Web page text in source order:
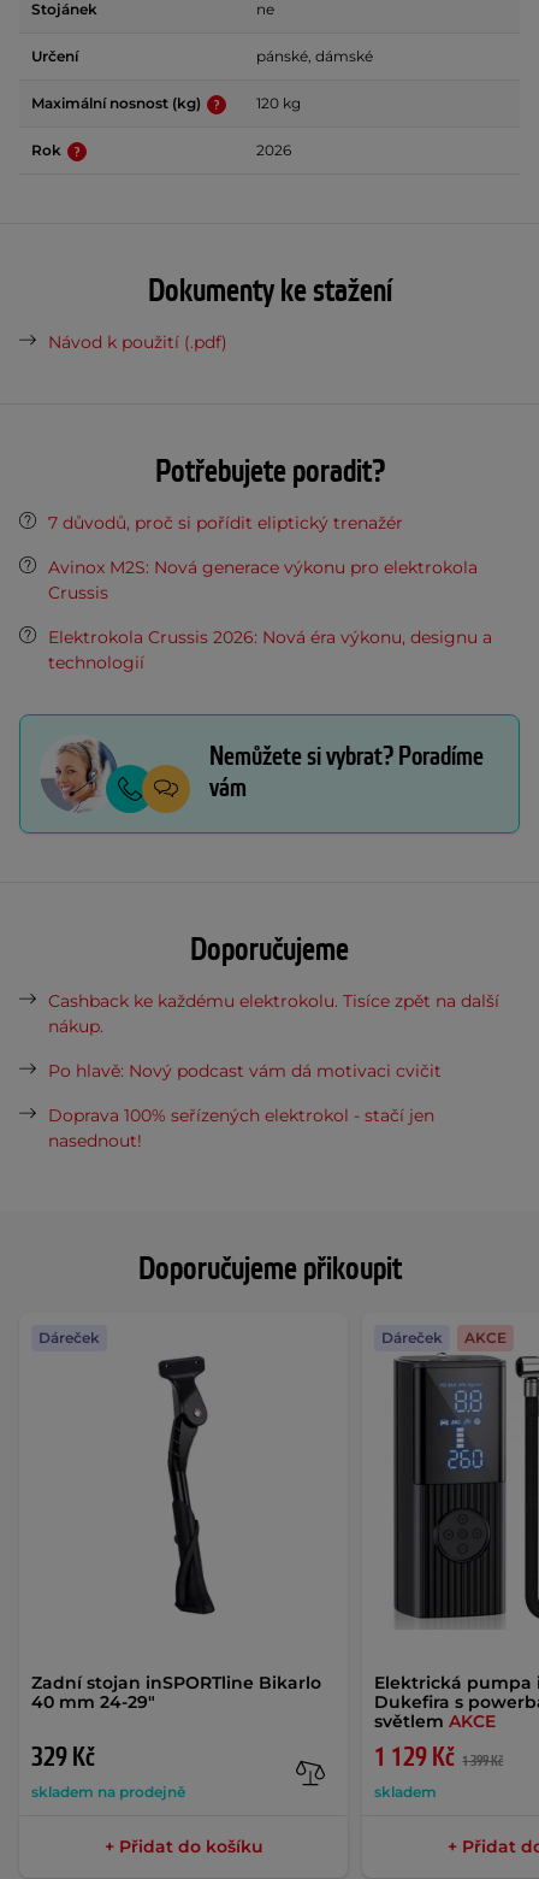
Doporučujeme přikoupit
Zadní stojan inSPORTline Bikarlo
40 mm 24-29"
329 Kč
skladem na prodejně
Dáreček
+ Přidat do košíku
Elektrická pumpa
Dukefira s
světlemAKCE
1 129 Kč 1 399 Kč
skladem
Dáreček AKCE
+ Přidat
Stojánek ne
Určení pánské, dámské
Maximální nosnost (kg) 120 kg
Rok 2026
Dokumenty ke stažení
Návod k použití (.pdf)
Potřebujete poradit?
7 důvodů, proč si pořídit eliptický trenažér
Avinox M2S: Nová generace výkonu pro elektrokola
Crussis
Elektrokola Crussis 2026: Nová éra výkonu, designu a
technologií
Nemůžete si vybrat? Poradíme
vám
Doporučujeme
Cashback ke každému elektrokolu. Tisíce zpět na další
nákup.
Po hlavě: Nový podcast vám dá motivaci cvičit
Doprava 100% seřízených elektrokol - stačí jen
nasednout!